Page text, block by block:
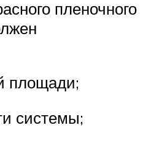
пленочного
площади;
системы;